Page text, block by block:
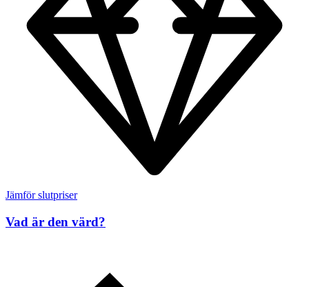
Jämför slutpriser
Vad är den värd?